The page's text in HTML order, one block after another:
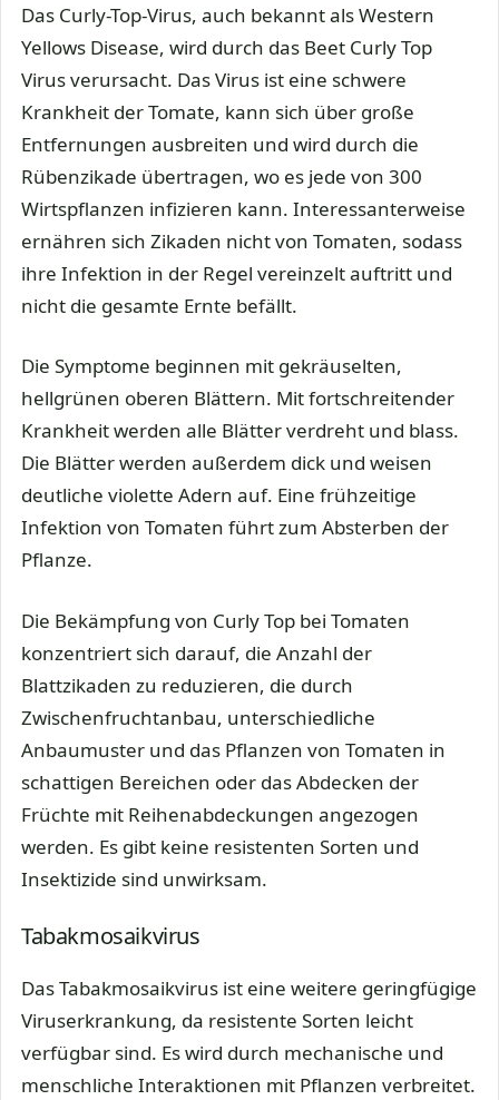
Das Curly-Top-Virus, auch bekannt als Western
Yellows Disease, wird durch das Beet Curly Top
Virus verursacht. Das Virus ist eine schwere
Krankheit der Tomate, kann sich über große
Entfernungen ausbreiten und wird durch die
Rübenzikade übertragen, wo es jede von 300
Wirtspflanzen infizieren kann. Interessanterweise
ernähren sich Zikaden nicht von Tomaten, sodass
ihre Infektion in der Regel vereinzelt auftritt und
nicht die gesamte Ernte befällt.
Die Symptome beginnen mit gekräuselten,
hellgrünen oberen Blättern. Mit fortschreitender
Krankheit werden alle Blätter verdreht und blass.
Die Blätter werden außerdem dick und weisen
deutliche violette Adern auf. Eine frühzeitige
Infektion von Tomaten führt zum Absterben der
Pflanze.
Die Bekämpfung von Curly Top bei Tomaten
konzentriert sich darauf, die Anzahl der
Blattzikaden zu reduzieren, die durch
Zwischenfruchtanbau, unterschiedliche
Anbaumuster und das Pflanzen von Tomaten in
schattigen Bereichen oder das Abdecken der
Früchte mit Reihenabdeckungen angezogen
werden. Es gibt keine resistenten Sorten und
Insektizide sind unwirksam.
Tabakmosaikvirus
Das Tabakmosaikvirus ist eine weitere geringfügige
Viruserkrankung, da resistente Sorten leicht
verfügbar sind. Es wird durch mechanische und
menschliche Interaktionen mit Pflanzen verbreitet.